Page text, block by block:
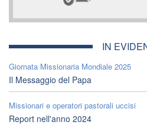
IN
Giornata Missionaria Mondiale 2025
Il Messaggio del Papa
Missionari e operatori pastorali uccisi
Report nell'anno 2024